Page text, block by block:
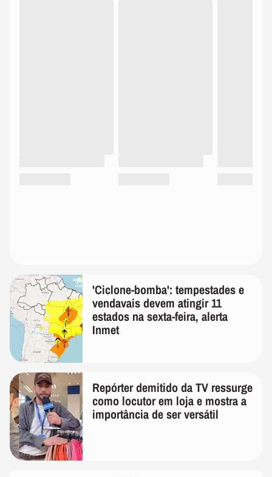
'Ciclone-bomba': tempestades e
vendavais devem atingir 11
estados na sexta-feira, alerta
Inmet
Repórter demitido da TV ressurge
como locutor em loja e mostra a
importância de ser versátil